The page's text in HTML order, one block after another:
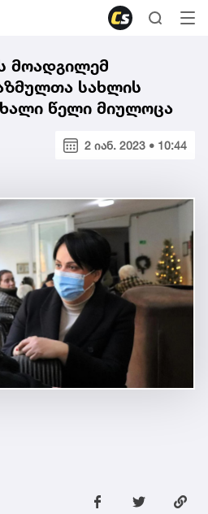
მოადგილემ
სახლის
წელი მიულოცა
2 იან. 2023 • 10:44